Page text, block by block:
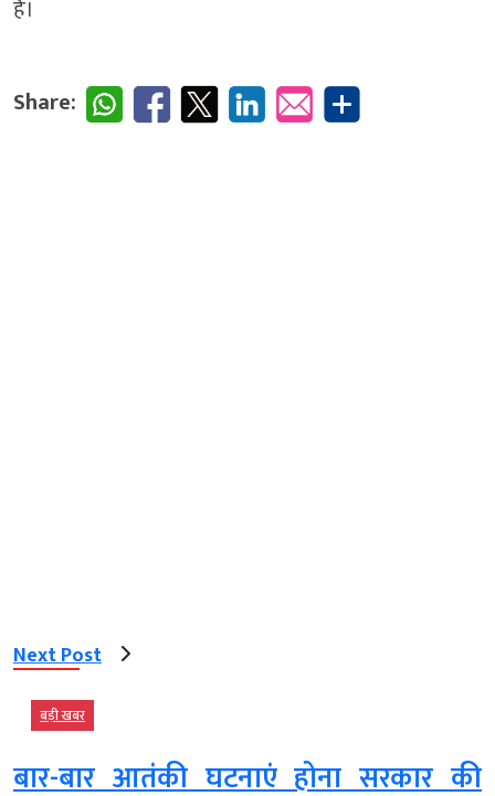
हैं।
Share:
Next Post
बड़ी खबर
बार-बार आतंकी घटनाएं होना सरकार की